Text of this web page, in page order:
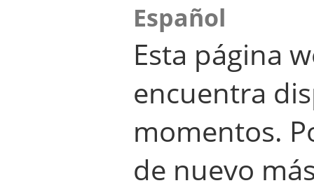
Español
Esta página
encuentra
momentos.
de nuevo